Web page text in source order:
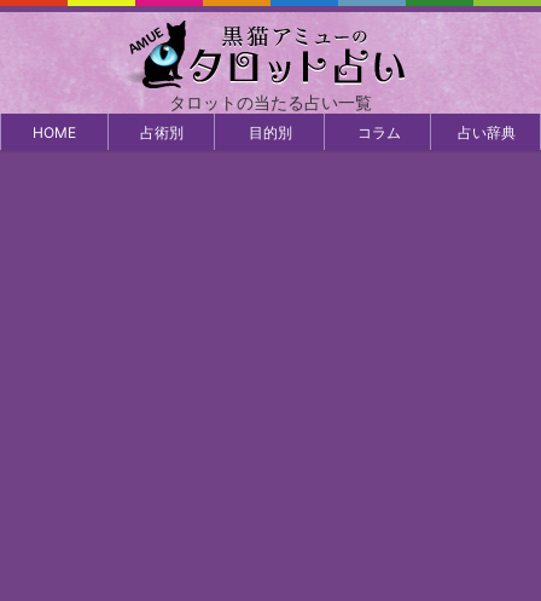
タロットの当たる占い一覧
HOME 占術別 目的別 コラム 占い辞典